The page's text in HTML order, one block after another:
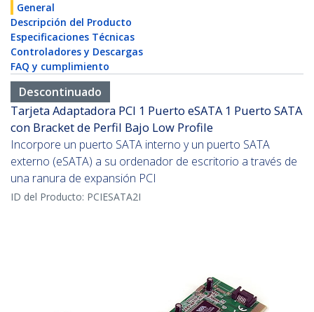
General
Descripción del Producto
Especificaciones Técnicas
Controladores y Descargas
FAQ y cumplimiento
Descontinuado
Tarjeta Adaptadora PCI 1 Puerto eSATA 1 Puerto SATA
con Bracket de Perfil Bajo Low Profile
Incorpore un puerto SATA interno y un puerto SATA
externo (eSATA) a su ordenador de escritorio a través de
una ranura de expansión PCI
ID del Producto: PCIESATA2I